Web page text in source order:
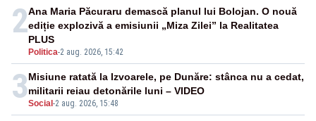
2
Politica-2 aug. 2026, 15:42
Ana Maria Păcuraru demască planul lui Bolojan. O nouă
ediție explozivă a emisiunii „Miza Zilei” la Realitatea
PLUS
3Social -2 aug. 2026, 15:48
Misiune ratată la Izvoarele, pe Dunăre: stânca nu a cedat,
militarii reiau detonările luni – VIDEO